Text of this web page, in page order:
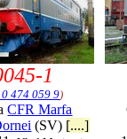
1
474 059 9)
CFR Marfa
(SV) [....]